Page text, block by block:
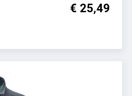
€ 25,49